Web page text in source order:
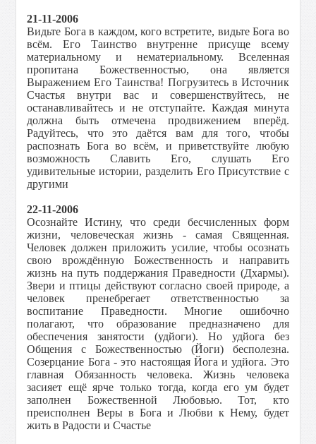
21-11-2006
Видьте Бога в каждом, кого встретите, видьте Бога во
всём. Его Таинство внутренне присуще всему
материальному и нематериальному. Вселенная
пропитана Божественностью, она является
Выражением Его Таинства! Погрузитесь в Источник
Счастья внутри вас и совершенствуйтесь, не
останавливайтесь и не отступайте. Каждая минута
должна быть отмечена продвижением вперёд.
Радуйтесь, что это даётся вам для того, чтобы
распознать Бога во всём, и приветствуйте любую
возможность Славить Его, слушать Его
удивительные истории, разделить Его Присутствие с
другими
22-11-2006
Осознайте Истину, что среди бесчисленных форм
жизни, человеческая жизнь - самая Священная.
Человек должен приложить усилие, чтобы осознать
свою врождённую Божественность и направить
жизнь на путь поддержания Праведности (Дхармы).
Звери и птицы действуют согласно своей природе, а
человек пренебрегает ответственностью за
воспитание Праведности. Многие ошибочно
полагают, что образование предназначено для
обеспечения занятости (удйоги). Но удйога без
Общения с Божественностью (Йоги) бесполезна.
Созерцание Бога - это настоящая Йога и удйога. Это
главная Обязанность человека. Жизнь человека
засияет ещё ярче только тогда, когда его ум будет
заполнен Божественной Любовью. Тот, кто
преисполнен Веры в Бога и Любви к Нему, будет
жить в Радости и Счастье